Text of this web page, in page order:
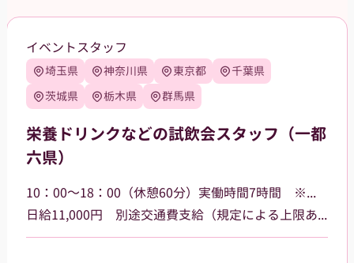
まで移動していただく予定です（タクシー代は会社
が負担）。
【服装について】
事できます！
貸与品： ジャンパー、ポロシャツ、キャップをこち
らでご用意します。
持参物： 黒パンツまたはチノパン、動きやすいスニ
イベントスタッフ
埼玉県 神奈川県 東京都
千葉県
茨城県
栃木県 群馬県
栄養ドリンクなどの試飲会スタッフ（一都
六県）
10：00～18：00（休憩60分）実働時間7時間 ※勤務場所によって多少時間が異なる場合があります
日給11,000円 別途交通費支給（規定による上限あり）